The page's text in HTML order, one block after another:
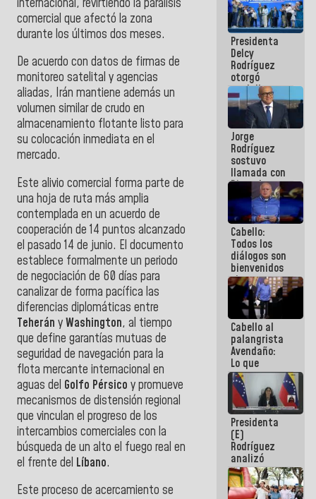
comercial que afectó la zona
durante los últimos dos meses.
De acuerdo con datos de firmas de
monitoreo satelital y agencias
aliadas, Irán mantiene además un
volumen similar de crudo en
almacenamiento flotante listo para
su colocación inmediata en el
mercado.
Este alivio comercial forma parte de
una hoja de ruta más amplia
contemplada en un acuerdo de
cooperación de 14 puntos alcanzado
el pasado 14 de junio. El documento
establece formalmente un periodo
de negociación de 60 días para
canalizar de forma pacífica las
diferencias diplomáticas entre
Teherán yWashington, al tiempo
que define garantías mutuas de
seguridad de navegación para la
flota mercante internacional en
aguas del Golfo Pérsico y promueve
mecanismos de distensión regional
que vinculan el progreso de los
intercambios comerciales con la
búsqueda de un alto el fuego real en
el frente del Líbano.
Este proceso de acercamiento se
optimizar
manejo de
escombros
en La Guaira
Presidenta
Delcy
Rodríguez
otorgó
medalla
"Héroe de
Venezuela"
a servidores
públicos
Jorge
Rodríguez
sostuvo
llamada con
Dinorah
Figuera y
acuerdan
primer
encuentro
presencial
para el
diálogo
Cabello:
Todos los
diálogos son
bienvenidos
siempre que
estén en el
marco de la
Constitución
de la
República
Cabello al
palangrista
Avendaño:
Lo que
vayas a
escribir
hazlo hoy
por que no
sabemos si
la semana
que viene
hay
programa
Presidenta
(E)
Rodríguez
analizó
junto a
gobernadores
planes de